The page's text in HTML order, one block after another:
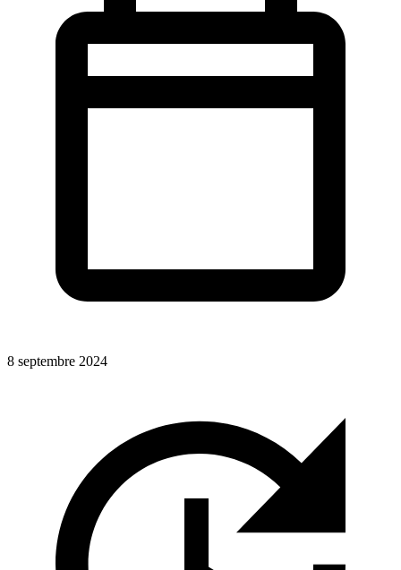
8 septembre 2024